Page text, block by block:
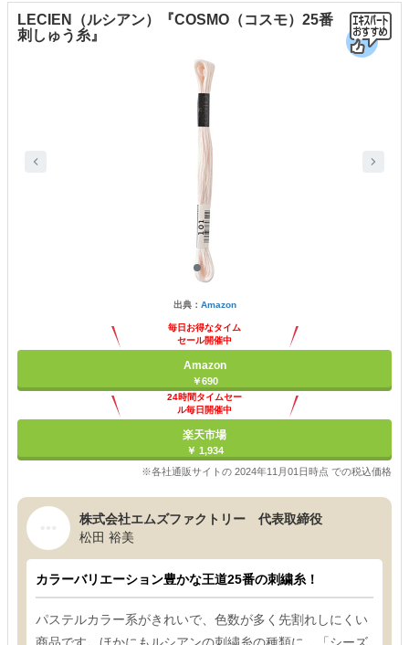
LECIEN（ルシアン）『COSMO（コスモ）25番
刺しゅう糸』
出典： Amazon
毎日お得なタイム
セール開催中
Amazon
￥690
24時間タイムセー
ル毎日開催中
楽天市場
￥ 1,934
※各社通販サイトの 2024年11月01日時点 での税込価格
株式会社エムズファクトリー 代表取締役
松田 裕美
カラーバリエーション豊かな王道25番の刺繍糸！
パステルカラー系がきれいで、色数が多く先割れしにくい